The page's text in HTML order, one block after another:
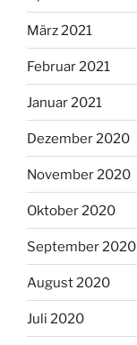
März 2021
Februar 2021
Januar 2021
Dezember 2020
November 2020
Oktober 2020
September 2020
August 2020
Juli 2020